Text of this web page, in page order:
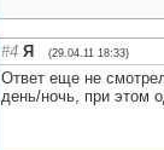
#4 Я (29.04.11 18:33)
Ответ еще не
день/ночь, при этом